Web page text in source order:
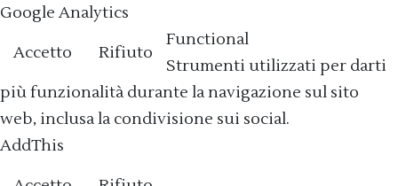
Google Analytics
Accetto
Rifiuto
Functional
Strumenti utilizzati per darti
più funzionalità durante la navigazione sul sito
web, inclusa la condivisione sui social.
AddThis